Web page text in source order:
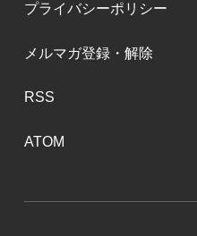
プライバシーポリシー
メルマガ登録・解除
RSS
ATOM